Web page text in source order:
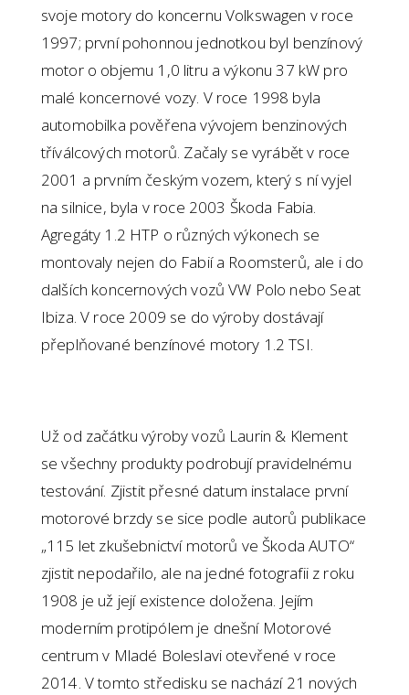
svoje motory do koncernu Volkswagen v roce
1997; první pohonnou jednotkou byl benzínový
motor o objemu 1,0 litru a výkonu 37 kW pro
malé koncernové vozy. V roce 1998 byla
automobilka pověřena vývojem benzinových
tříválcových motorů. Začaly se vyrábět v roce
2001 a prvním českým vozem, který s ní vyjel
na silnice, byla v roce 2003 Škoda Fabia.
Agregáty 1.2 HTP o různých výkonech se
montovaly nejen do Fabií a Roomsterů, ale i do
dalších koncernových vozů VW Polo nebo Seat
Ibiza. V roce 2009 se do výroby dostávají
přeplňované benzínové motory 1.2 TSI.
Už od začátku výroby vozů Laurin & Klement
se všechny produkty podrobují pravidelnému
testování. Zjistit přesné datum instalace první
motorové brzdy se sice podle autorů publikace
„115 let zkušebnictví motorů ve Škoda AUTO“
zjistit nepodařilo, ale na jedné fotografii z roku
1908 je už její existence doložena. Jejím
moderním protipólem je dnešní Motorové
centrum v Mladé Boleslavi otevřené v roce
2014. V tomto středisku se nachází 21 nových